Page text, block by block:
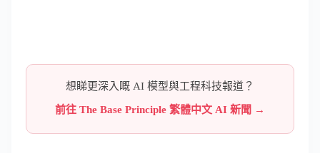
想睇更深入嘅 AI 模型與工程科技報道？
前往 The Base Principle 繁體中文 AI 新聞 →